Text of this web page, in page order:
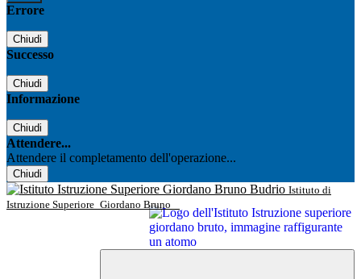
Errore
Chiudi
Successo
Chiudi
Informazione
Chiudi
Attendere...
Attendere il completamento dell'operazione...
Chiudi
Istituto di
Istruzione Superiore Giordano Bruno